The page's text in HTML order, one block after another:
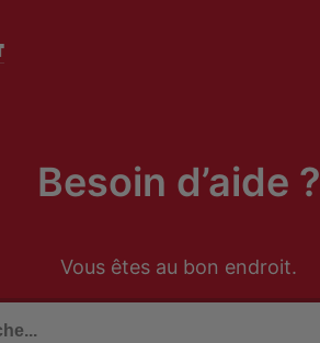
Besoin d’aide ?
Vous êtes au bon endroit.